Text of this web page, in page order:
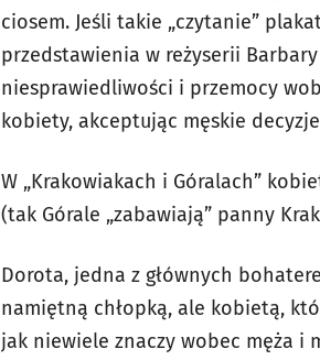
ciosem. Jeśli takie „czytanie”
przedstawienia w reżyserii
niesprawiedliwości i przemocy
kobiety, akceptując męskie
W „Krakowiakach i Góralach”
(tak Górale „zabawiają” panny
Dorota, jedna z głównych
namiętną chłopką, ale kobietą,
jak niewiele znaczy wobec męża i